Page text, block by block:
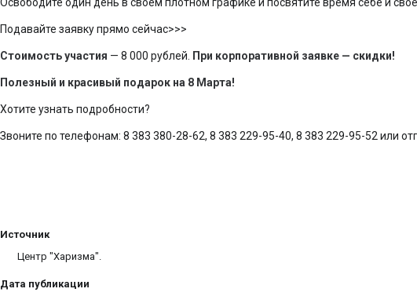
Подавайте заявку прямо сейчас>>>
Стоимость участия — 8 000 рублей. При корпоративной заявке — скидки!
Полезный и красивый подарок на 8 Марта!
Хотите узнать подробности?
Звоните по телефонам: 8 383 380-28-62, 8 383 229-95-40, 8 383 229-95-52 или
Источник
Центр "Харизма".
Дата публикации